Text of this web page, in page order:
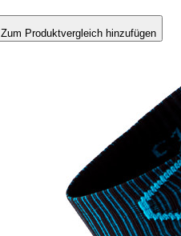
Zum Produktvergleich hinzufügen